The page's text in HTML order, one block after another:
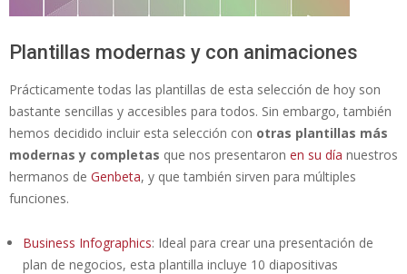
Plantillas modernas y con animaciones
Prácticamente todas las plantillas de esta selección de hoy son
bastante sencillas y accesibles para todos. Sin embargo, también
hemos decidido incluir esta selección con otras plantillas más
modernas y completas que nos presentaron en su día nuestros
hermanos de Genbeta, y que también sirven para múltiples
funciones.
Business Infographics: Ideal para crear una presentación de
plan de negocios, esta plantilla incluye 10 diapositivas